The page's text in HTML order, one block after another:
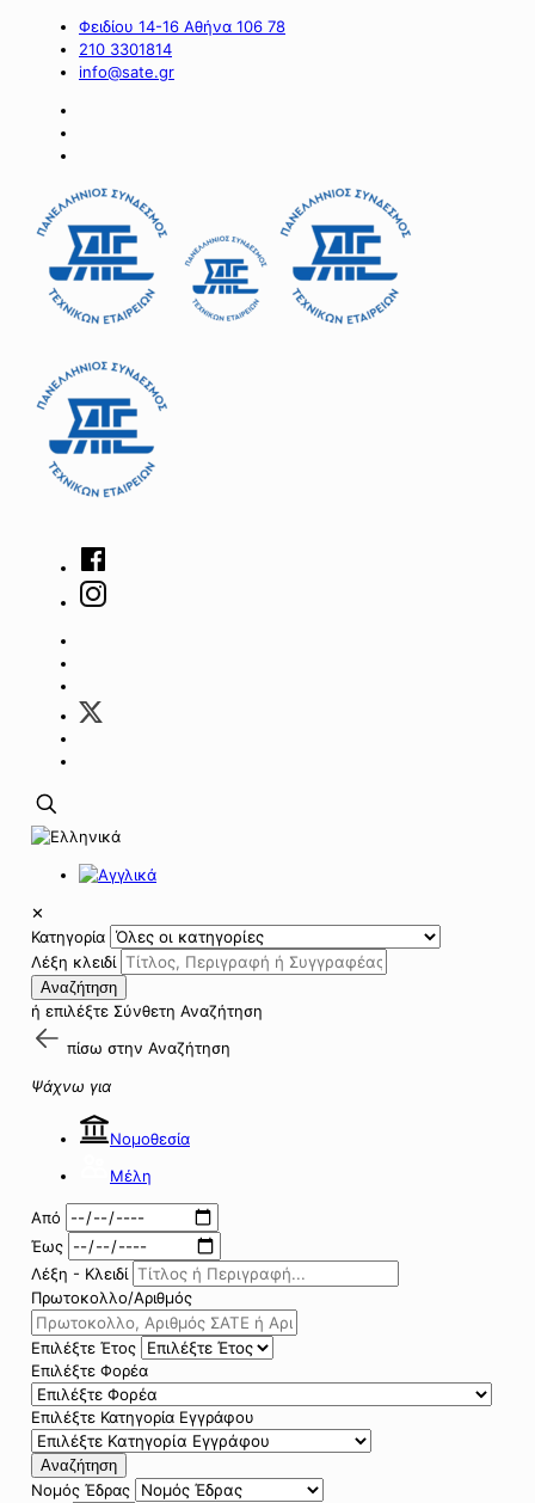
Φειδίου 14-16 Αθήνα 106 78
210 3301814
info@sate.gr
✕
Κατηγορία
Λέξη κλειδί
Αναζήτηση
ή επιλέξτε Σύνθετη Αναζήτηση
πίσω στην Αναζήτηση
Ψάχνω για
Νομοθεσία
Μέλη
Από
Έως
Λέξη - Κλειδί
Πρωτοκολλο/Αριθμός
Επιλέξτε Έτος
Επιλέξτε Φορέα
Επιλέξτε Κατηγορία Εγγράφου
Αναζήτηση
Νομός Έδρας